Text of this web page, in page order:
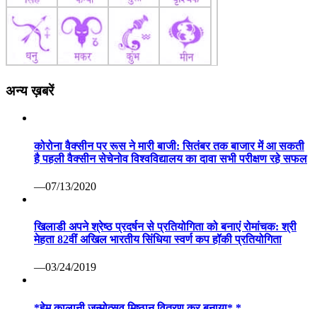
अन्य ख़बरें
कोरोना वैक्सीन पर रूस ने मारी बाजी: सितंबर तक बाजार में आ सकती
है पहली वैक्सीन सेचेनोव विश्वविद्यालय का दावा सभी परीक्षण रहे सफल
—07/13/2020
खिलाडी अपने श्रेष्ठ प्रदर्षन से प्रतियोगिता को बनाएं रोमांचक: श्री
मेहता 82वीं अखिल भारतीय सिंधिया स्वर्ण कप हॉकी प्रतियोगिता
—03/24/2019